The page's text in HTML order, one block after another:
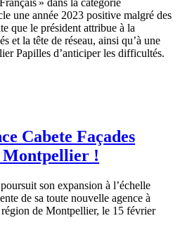
une année 2023 positive malgré des
que le président attribue à la
et la tête de réseau, ainsi qu’à une
Papilles d’anticiper les difficultés.
Cabete Façades
Montpellier !
son expansion à l’échelle
de sa toute nouvelle agence à
région de Montpellier, le 15 février